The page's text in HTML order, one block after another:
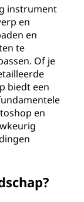
instrument
en
en
te
Of je
biedt een
en